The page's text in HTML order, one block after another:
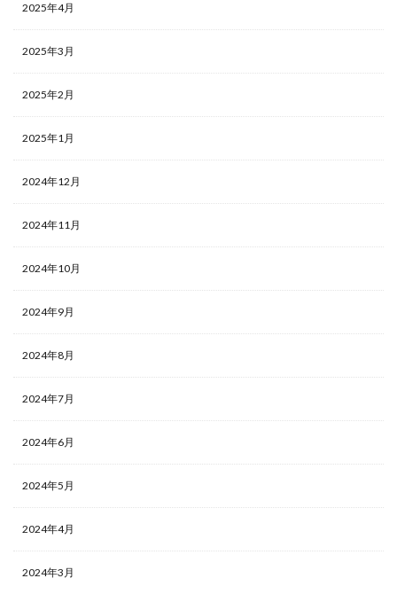
2025年4月
2025年3月
2025年2月
2025年1月
2024年12月
2024年11月
2024年10月
2024年9月
2024年8月
2024年7月
2024年6月
2024年5月
2024年4月
2024年3月